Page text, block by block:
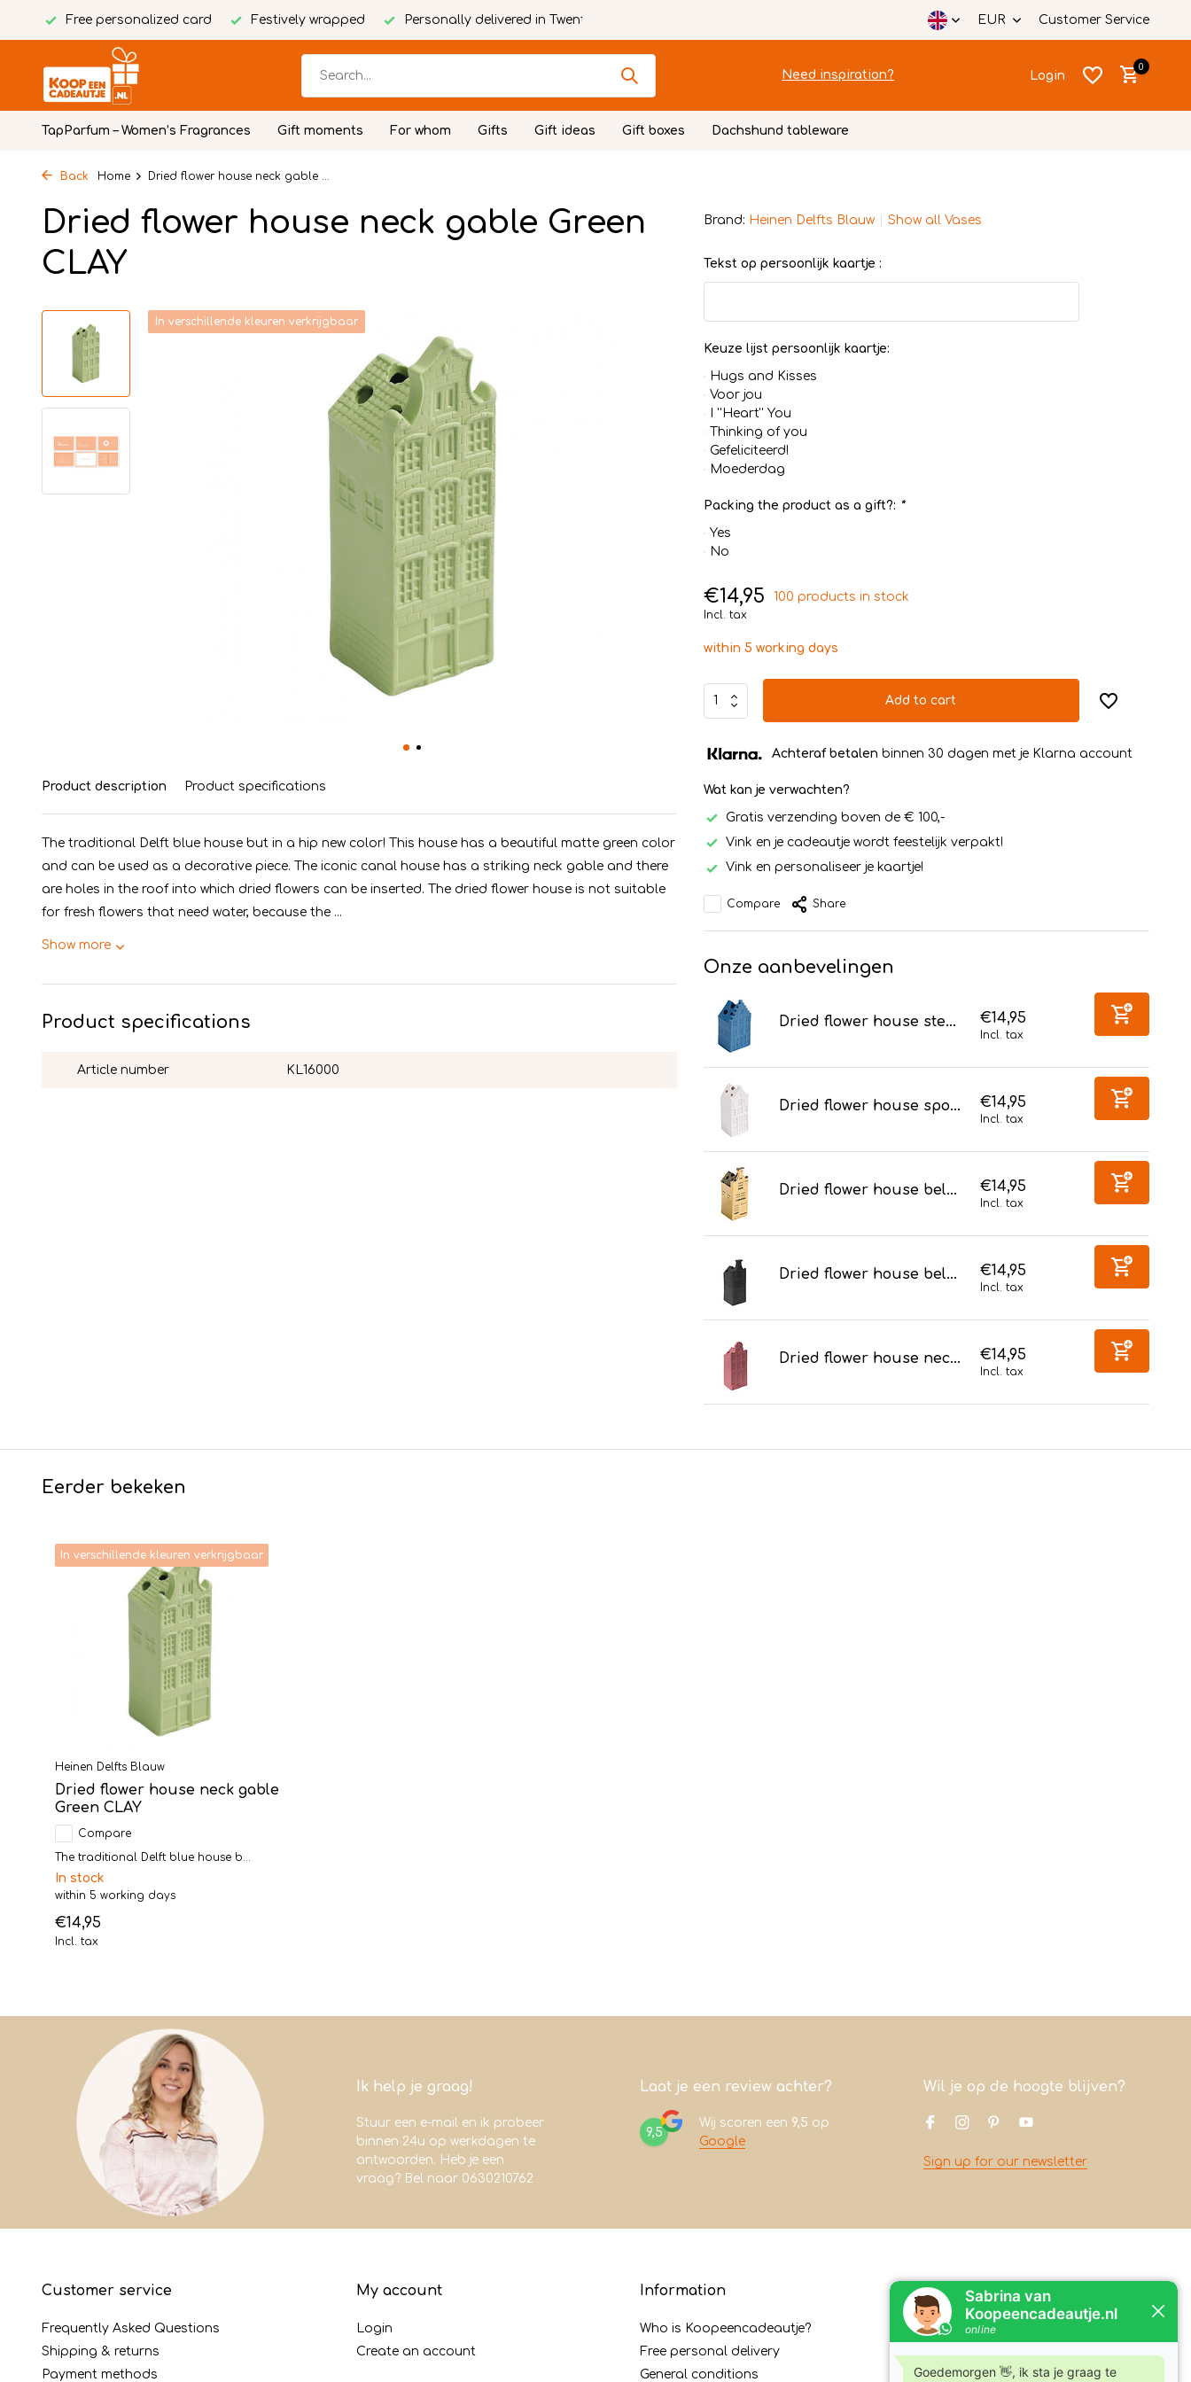
Free personalized card Festively wrapped Personally delivered in Twente EUR Customer Service
Need inspiration? Login
0
TapParfum – Women’s Fragrances Gift moments For whom Gifts Gift ideas Gift boxes Dachshund tableware
Back Home Dried flower house neck gable ...
Dried flower house neck gable Green
CLAY
In verschillende kleuren verkrijgbaar
Product description Product specifications
The traditional Delft blue house but in a hip new color! This house has a beautiful matte green color
and can be used as a decorative piece. The iconic canal house has a striking neck gable and there
are holes in the roof into which dried flowers can be inserted. The dried flower house is not suitable
for fresh flowers that need water, because the ...
Show more
Product specifications
Article number KL16000
Brand: Heinen Delfts Blauw Show all Vases
Tekst op persoonlijk kaartje :
Keuze lijst persoonlijk kaartje:
Hugs and Kisses
Voor jou
I ''Heart'' You
Thinking of you
Gefeliciteerd!
Moederdag
Packing the product as a gift?: *
Yes
No
€14,95 100 products in stock
Incl. tax
within 5 working days
Add to cart
Achteraf betalen binnen 30 dagen met je Klarna account
Wat kan je verwachten?
Gratis verzending boven de € 100,-
Vink en je cadeautje wordt feestelijk verpakt!
Vink en personaliseer je kaartje!
Compare Share
Onze aanbevelingen
Dried flower house ste... €14,95
Incl. tax
Dried flower house spo... €14,95
Incl. tax
Dried flower house bel... €14,95
Incl. tax
Dried flower house bel... €14,95
Incl. tax
Dried flower house nec... €14,95
Incl. tax
Eerder bekeken
In verschillende kleuren verkrijgbaar
Heinen Delfts Blauw
Dried flower house neck gable
Green CLAY
Compare
The traditional Delft blue house b...
In stock
within 5 working days
€14,95
Incl. tax
Ik help je graag!
Stuur een e-mail en ik probeer
binnen 24u op werkdagen te
antwoorden. Heb je een
vraag? Bel naar 0630210762
Laat je een review achter?
9,5
Wij scoren een 9,5 op
Google
Wil je op de hoogte blijven?
Sign up for our newsletter
Customer service
Frequently Asked Questions
Shipping & returns
Payment methods
My account
Login
Create an account
Information
Who is Koopeencadeautje?
Free personal delivery
General conditions
Contact
Koopeencadeautje.nl
7731DC Ommen